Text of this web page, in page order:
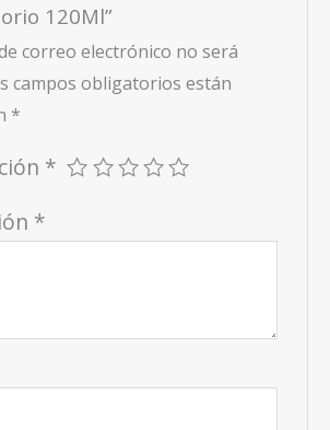
120Ml”
correo electrónico no será
campos obligatorios están
*
*
*